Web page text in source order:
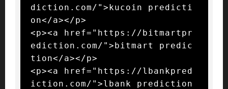
diction.com/">kucoin predicti
on</a></p>
<p><a href="https://bitmartpr
ediction.com/">bitmart predic
tion</a></p>
<p><a href="https://lbankpred
iction.com/">lbank prediction